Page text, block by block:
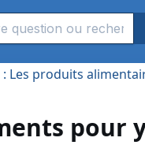
Les produits
pour